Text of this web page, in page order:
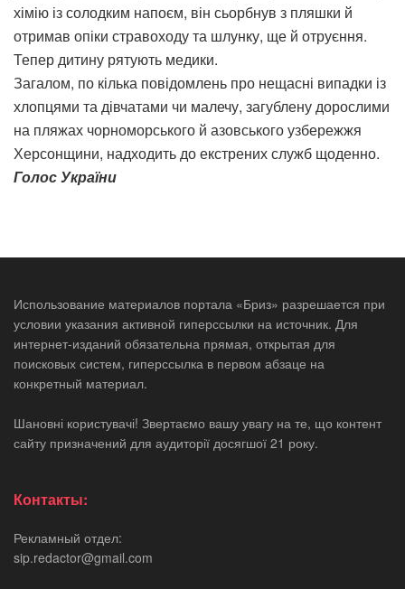
хімію із солодким напоєм, він сьорбнув з пляшки й
отримав опіки стравоходу та шлунку, ще й отруєння.
Тепер дитину рятують медики.
Загалом, по кілька повідомлень про нещасні випадки із
хлопцями та дівчатами чи малечу, загублену дорослими
на пляжах чорноморського й азовського узбережжя
Херсонщини, надходить до екстрених служб щоденно.
Голос України
Использование материалов портала «Бриз» разрешается при
условии указания активной гиперссылки на источник. Для
интернет-изданий обязательна прямая, открытая для
поисковых систем, гиперссылка в первом абзаце на
конкретный материал.
Шановні користувачі! Звертаємо вашу увагу на те, що контент
сайту призначений для аудиторії досягшої 21 року.
Контакты:
Рекламный отдел:
sip.redactor@gmail.com